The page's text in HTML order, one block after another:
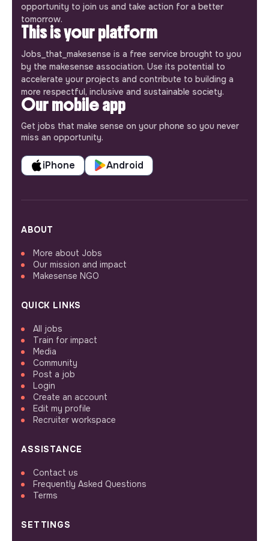
opportunity to join us and take action for a better
tomorrow.
This is your platform
Jobs_that_makesense is a free service brought to you
by the makesense association. Use its potential to
accelerate your projects and contribute to building a
more respectful, inclusive and sustainable society.
Our mobile app
Get jobs that make sense on your phone so you never
miss an opportunity.
iPhone Android
ABOUT
More about Jobs
Our mission and impact
Makesense NGO
QUICK LINKS
All jobs
Train for impact
Media
Community
Post a job
Login
Create an account
Edit my profile
Recruiter workspace
ASSISTANCE
Contact us
Frequently Asked Questions
Terms
SETTINGS